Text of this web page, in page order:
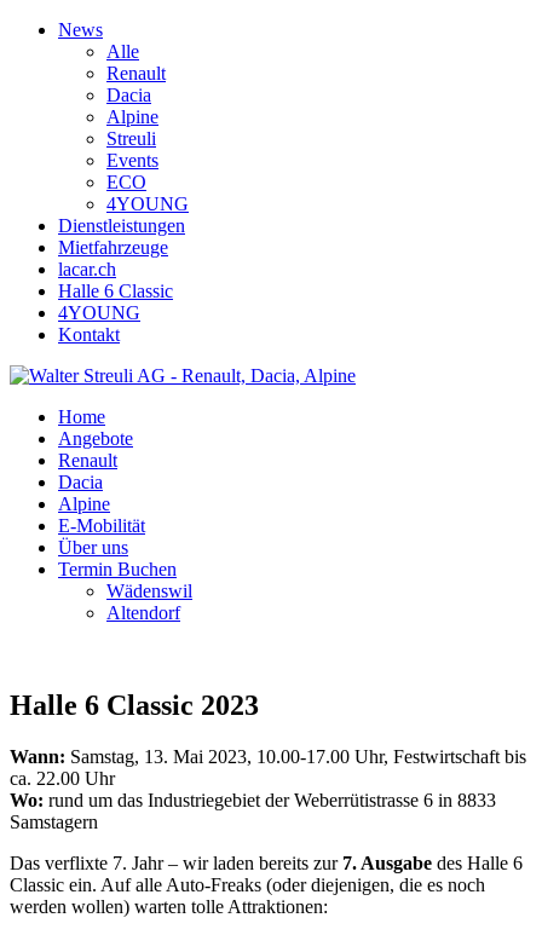
News
Alle
Renault
Dacia
Alpine
Streuli
Events
ECO
4YOUNG
Dienstleistungen
Mietfahrzeuge
lacar.ch
Halle 6 Classic
4YOUNG
Kontakt
Home
Angebote
Renault
Dacia
Alpine
E-Mobilität
Über uns
Termin Buchen
Wädenswil
Altendorf
Halle 6 Classic 2023
Wann: Samstag, 13. Mai 2023, 10.00-17.00 Uhr, Festwirtschaft bis
ca. 22.00 Uhr
Wo: rund um das Industriegebiet der Weberrütistrasse 6 in 8833
Samstagern
Das verflixte 7. Jahr – wir laden bereits zur 7. Ausgabe des Halle 6
Classic ein. Auf alle Auto-Freaks (oder diejenigen, die es noch
werden wollen) warten tolle Attraktionen: